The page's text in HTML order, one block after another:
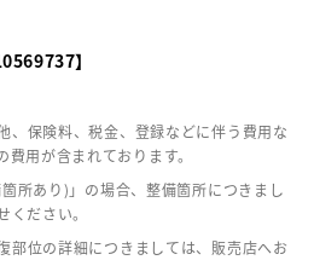
】
、保険料、税金、登録などに伴う費用な
用が含まれております。
所あり)」の場合、整備箇所につきまし
ださい。
部位の詳細につきましては、販売店へお